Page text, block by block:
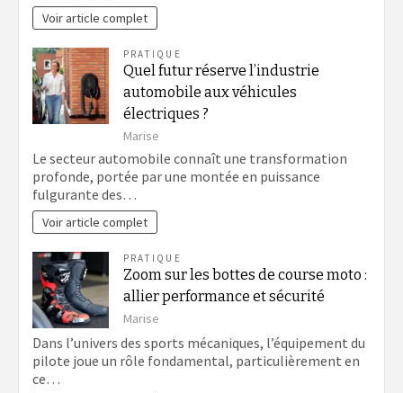
Voir article complet
PRATIQUE
Quel futur réserve l’industrie
automobile aux véhicules
électriques ?
Marise
Le secteur automobile connaît une transformation
profonde, portée par une montée en puissance
fulgurante des…
Voir article complet
PRATIQUE
Zoom sur les bottes de course moto :
allier performance et sécurité
Marise
Dans l’univers des sports mécaniques, l’équipement du
pilote joue un rôle fondamental, particulièrement en
ce…